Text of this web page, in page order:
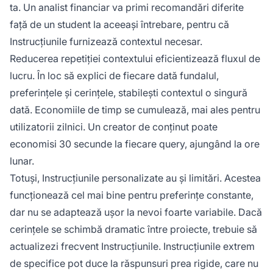
ta. Un analist financiar va primi recomandări diferite
față de un student la aceeași întrebare, pentru că
Instrucțiunile furnizează contextul necesar.
Reducerea repetiției contextului eficientizează fluxul de
lucru. În loc să explici de fiecare dată fundalul,
preferințele și cerințele, stabilești contextul o singură
dată. Economiile de timp se cumulează, mai ales pentru
utilizatorii zilnici. Un creator de conținut poate
economisi 30 secunde la fiecare query, ajungând la ore
lunar.
Totuși, Instrucțiunile personalizate au și limitări. Acestea
funcționează cel mai bine pentru preferințe constante,
dar nu se adaptează ușor la nevoi foarte variabile. Dacă
cerințele se schimbă dramatic între proiecte, trebuie să
actualizezi frecvent Instrucțiunile. Instrucțiunile extrem
de specifice pot duce la răspunsuri prea rigide, care nu